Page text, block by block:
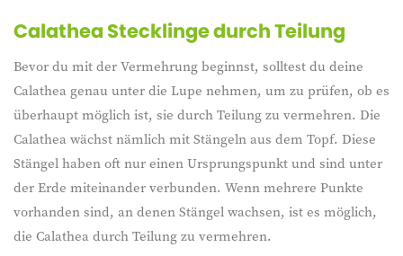
Calathea Stecklinge durch Teilung
Bevor du mit der Vermehrung beginnst, solltest du deine
Calathea genau unter die Lupe nehmen, um zu prüfen, ob es
überhaupt möglich ist, sie durch Teilung zu vermehren. Die
Calathea wächst nämlich mit Stängeln aus dem Topf. Diese
Stängel haben oft nur einen Ursprungspunkt und sind unter
der Erde miteinander verbunden. Wenn mehrere Punkte
vorhanden sind, an denen Stängel wachsen, ist es möglich,
die Calathea durch Teilung zu vermehren.